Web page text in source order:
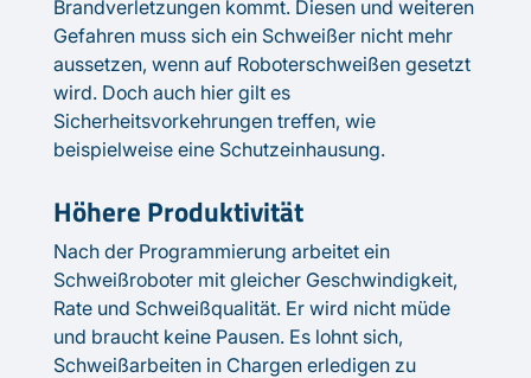
Brandverletzungen kommt. Diesen und weiteren
Gefahren muss sich ein Schweißer nicht mehr
aussetzen, wenn auf Roboterschweißen gesetzt
wird. Doch auch hier gilt es
Sicherheitsvorkehrungen treffen, wie
beispielweise eine Schutzeinhausung.
Höhere Produktivität
Nach der Programmierung arbeitet ein
Schweißroboter mit gleicher Geschwindigkeit,
Rate und Schweißqualität. Er wird nicht müde
und braucht keine Pausen. Es lohnt sich,
Schweißarbeiten in Chargen erledigen zu